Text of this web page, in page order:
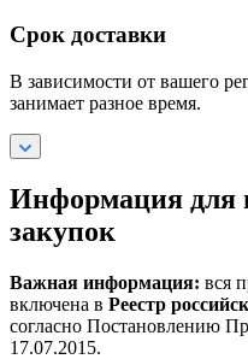
Срок доставки
В зависимости от вашего
занимает разное время.
Информация для
закупок
Важная информация: вся
включена в Реестр
согласно Постановлению
17.07.2015.